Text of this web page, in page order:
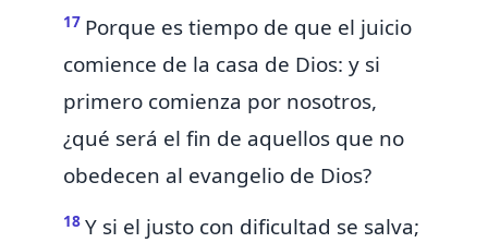
17 Porque es tiempo de que el juicio
comience de la casa de Dios: y si
primero comienza por nosotros,
¿qué será el fin de aquellos que no
obedecen al evangelio de Dios?
18 Y si el justo con dificultad se salva;